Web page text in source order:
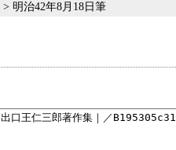
> 明治42年8月18日筆